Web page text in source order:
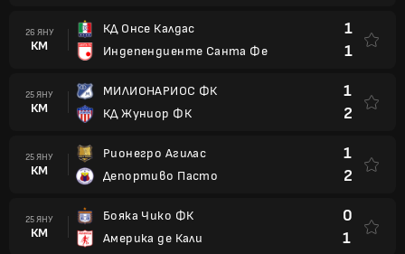
26 ЯНУ
КМ
КД Онсе Калдас
Индепендиенте Санта Фе
1
1
25 ЯНУ
КМ
МИЛИОНАРИОС ФК
КД Жуниор ФК
1
2
25 ЯНУ
КМ
Рионегро Агилас
Депортиво Пасто
1
2
25 ЯНУ
КМ
Бояка Чико ФК
Америка де Кали
0
1